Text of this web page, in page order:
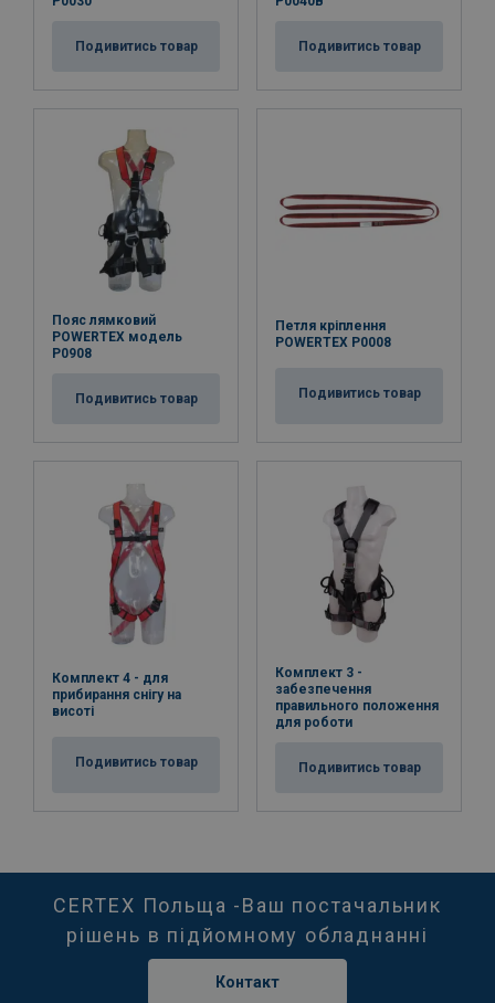
Подивитись товар Подивитись товар
Пояс лямковий
POWERTEX модель
P0908
Подивитись товар
Петля кріплення
POWERTEX P0008
Подивитись товар
Комплект 4 - для
прибирання снігу на
висоті
Подивитись товар
Комплект 3 -
забезпечення
правильного положення
для роботи
Подивитись товар
CERTEX Польща -Ваш постачальник
рішень в підйомному обладнанні
Контакт